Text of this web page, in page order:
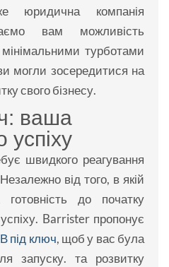
юридична компанія
вам можливість
турботами
могли зосередитися на
свого бізнесу.
ваша
успіху
швидкого реагування
від того, в якій
до початку
Barrister пропонує
під ключ, щоб у вас була
запуску. та розвитку